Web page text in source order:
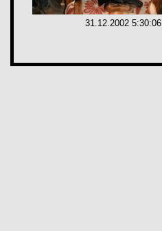
31.12.2002 5:30:06